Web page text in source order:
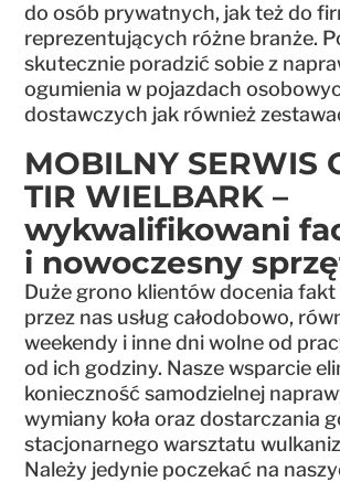
do osób prywatnych, jak też do
reprezentujących różne branże.
skutecznie poradzić sobie z
ogumienia w pojazdach
dostawczych jak również
MOBILNY SERWIS
TIR WIELBARK –
wykwalifikowani
i nowoczesny
Duże grono klientów docenia
przez nas usług całodobowo,
weekendy i inne dni wolne od
od ich godziny. Nasze wsparcie
konieczność samodzielnej
wymiany koła oraz dostarczania
stacjonarnego warsztatu
Należy jedynie poczekać na